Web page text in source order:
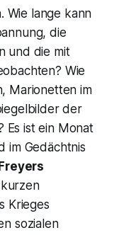
Wie lange kann
die
und die mit
Wie
Marionetten im
der
Es ist ein Monat
im Gedächtnis
Krieges
sozialen